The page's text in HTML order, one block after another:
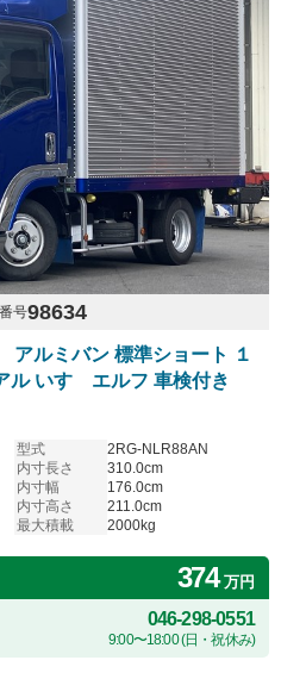
号98634
アルミバン 標準ショート １
ル いすゞエルフ 車検付き
型式
2RG-NLR88AN
内寸長さ
310.0cm
内寸幅
176.0cm
内寸高さ
211.0cm
最大積載
2000kg
374万円
046-298-0551
9:00〜18:00 (日・祝休み)